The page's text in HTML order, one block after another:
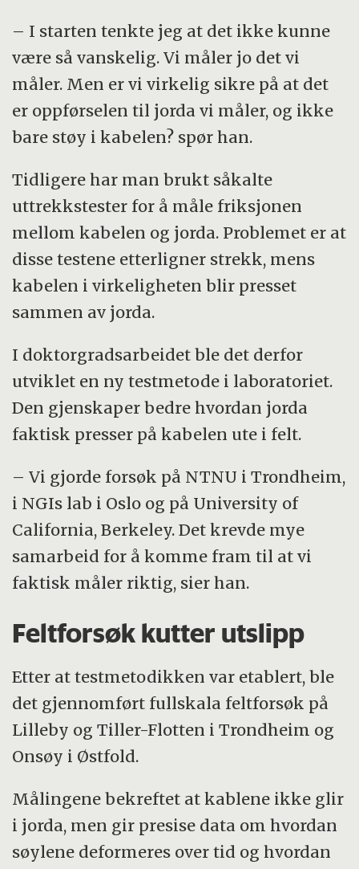
– I starten tenkte jeg at det ikke kunne
være så vanskelig. Vi måler jo det vi
måler. Men er vi virkelig sikre på at det
er oppførselen til jorda vi måler, og ikke
bare støy i kabelen? spør han.
Tidligere har man brukt såkalte
uttrekkstester for å måle friksjonen
mellom kabelen og jorda. Problemet er at
disse testene etterligner strekk, mens
kabelen i virkeligheten blir presset
sammen av jorda.
I doktorgradsarbeidet ble det derfor
utviklet en ny testmetode i laboratoriet.
Den gjenskaper bedre hvordan jorda
faktisk presser på kabelen ute i felt.
– Vi gjorde forsøk på NTNU i Trondheim,
i NGIs lab i Oslo og på University of
California, Berkeley. Det krevde mye
samarbeid for å komme fram til at vi
faktisk måler riktig, sier han.
Feltforsøk kutter utslipp
Etter at testmetodikken var etablert, ble
det gjennomført fullskala feltforsøk på
Lilleby og Tiller-Flotten i Trondheim og
Onsøy i Østfold.
Målingene bekreftet at kablene ikke glir
i jorda, men gir presise data om hvordan
søylene deformeres over tid og hvordan